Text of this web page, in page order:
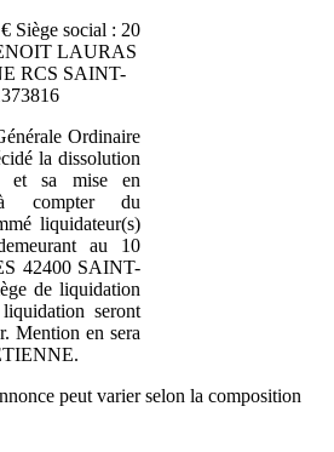
Siège social : 20
LAURAS
RCS SAINT-
Ordinaire
la dissolution
et sa mise en
compter du
liquidateur(s)
au 10
42400 SAINT-
de liquidation
seront
Mention en sera
peut varier selon la composition